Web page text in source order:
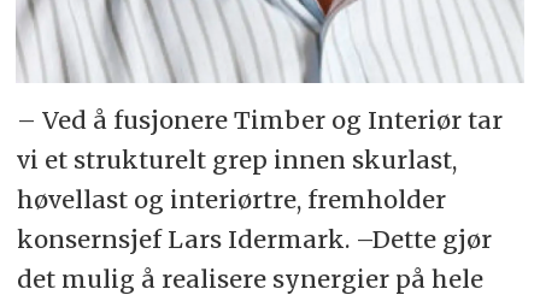
– Ved å fusjonere Timber og Interiør tar
vi et strukturelt grep innen skurlast,
høvellast og interiørtre, fremholder
konsernsjef Lars Idermark. –Dette gjør
det mulig å realisere synergier på hele